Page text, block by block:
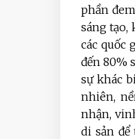
phần
sáng tạo,
các quốc
đến 80%
sự khác
nhiên,
nhận,
di sản